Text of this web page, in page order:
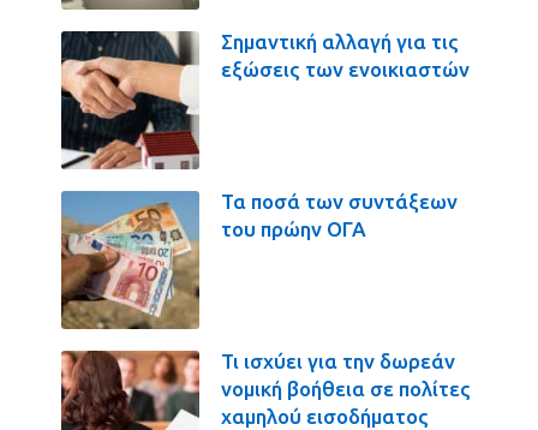
Σημαντική αλλαγή για τις
εξώσεις των ενοικιαστών
Τα ποσά των συντάξεων
του πρώην ΟΓΑ
Τι ισχύει για την δωρεάν
νομική βοήθεια σε πολίτες
χαμηλού εισοδήματος